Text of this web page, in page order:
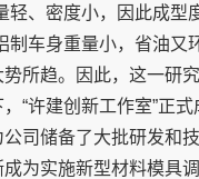
轻、密度小，因此成型
制车身重量小，省油又
所趋。因此，这一研
“许建创新工作室”正
司储备了大批研发和技
为实施新型材料模具